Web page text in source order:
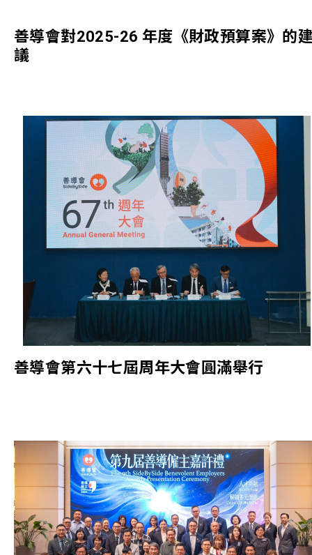
善導會對2025-26 年度《財政預算案》的
議
善導會第六十七屆周年大會圓滿舉行